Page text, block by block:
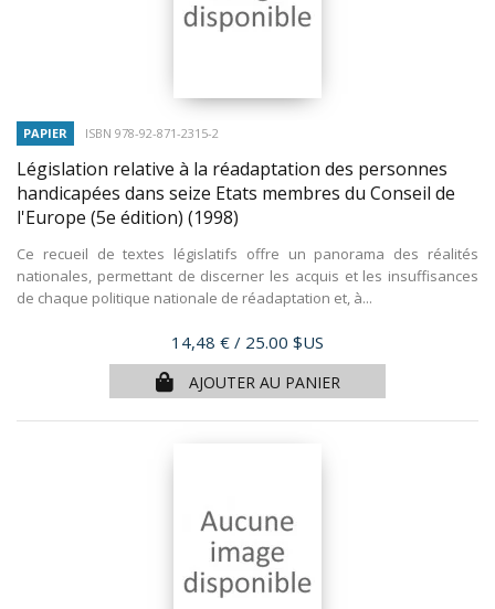
PAPIER ISBN 978-92-871-2315-2
Législation relative à la réadaptation des personnes
handicapées dans seize Etats membres du Conseil de
l'Europe (5e édition) (1998)
Ce recueil de textes législatifs offre un panorama des réalités
nationales, permettant de discerner les acquis et les insuffisances
de chaque politique nationale de réadaptation et, à...
Prix
14,48 € / 25.00 $US
AJOUTER AU PANIER